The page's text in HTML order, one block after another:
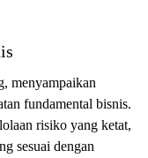
menyampaikan
fundamental bisnis.
risiko yang ketat,
sesuai dengan